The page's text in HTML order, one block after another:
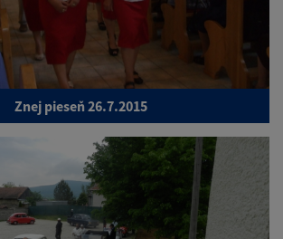
Znej pieseň 26.7.2015